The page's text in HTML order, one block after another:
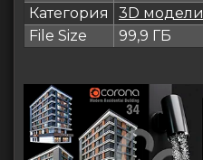
Категория
3D модели
File Size
99,9 ГБ